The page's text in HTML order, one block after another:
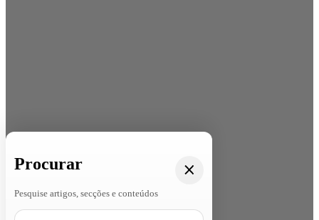
Procurar
Pesquise artigos, secções e conteúdos